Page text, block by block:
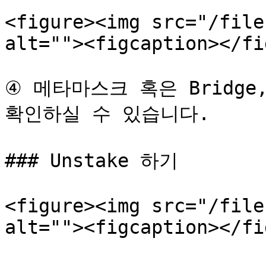
<figure><img src="/files/
alt=""><figcaption></
④ 메타마스크 혹은
확인하실 수 있습니다.
### Unstake 하기
<figure><img src="/files/
alt=""><figcaption></